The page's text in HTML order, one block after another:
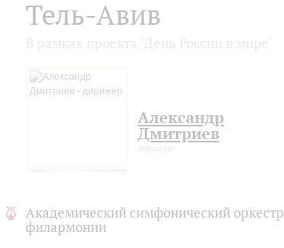
Тель-Авив
Александр
Дмитриев
дирижер
Академический симфонический оркестр
филармонии